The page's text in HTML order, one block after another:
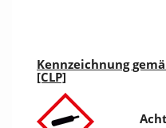
Kennzeichnung
[CLP]